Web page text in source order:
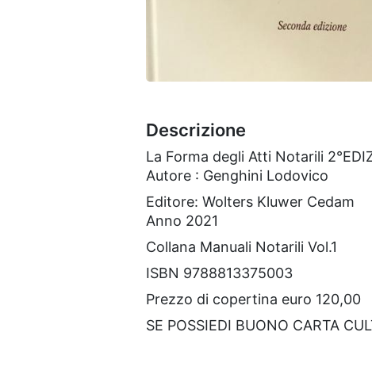
Descrizione
La Forma degli Atti Notarili
Autore : Genghini Lodovico
Editore: Wolters Kluwer Cedam
Anno 2021
Collana Manuali Notarili Vol.1
ISBN 9788813375003
Prezzo di copertina euro 120,00
SE POSSIEDI BUONO CARTA